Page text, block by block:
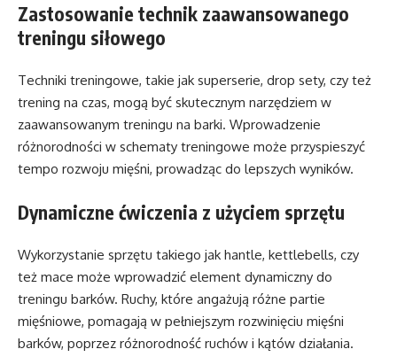
Zastosowanie technik zaawansowanego
treningu siłowego
Techniki treningowe, takie jak superserie, drop sety, czy też
trening na czas, mogą być skutecznym narzędziem w
zaawansowanym treningu na barki. Wprowadzenie
różnorodności w schematy treningowe może przyspieszyć
tempo rozwoju mięśni, prowadząc do lepszych wyników.
Dynamiczne ćwiczenia z użyciem sprzętu
Wykorzystanie sprzętu takiego jak hantle, kettlebells, czy
też mace może wprowadzić element dynamiczny do
treningu barków. Ruchy, które angażują różne partie
mięśniowe, pomagają w pełniejszym rozwinięciu mięśni
barków, poprzez różnorodność ruchów i kątów działania.